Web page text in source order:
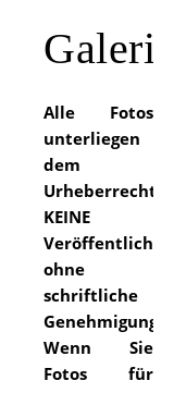
Galerie
Alle Fotos
unterliegen
dem
Urheberrecht.
KEINE
Veröffentlichung
ohne
schriftliche
Genehmigung.
Wenn Sie
Fotos für